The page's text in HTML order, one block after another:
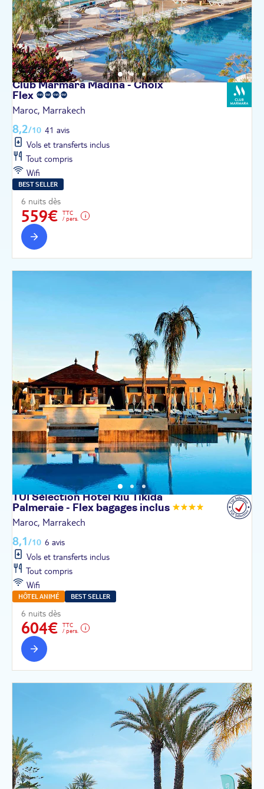
Club Marmara Madina - Choix
Flex
Maroc, Marrakech
8,2/10 41 avis
Vols et transferts inclus
Tout compris
Wifi
BEST SELLER
6 nuits dès
559€
TTC
/ pers.
TUI Sélection Hôtel Riu Tikida
Palmeraie - Flex bagages inclus
Maroc, Marrakech
8,1/10 6 avis
Vols et transferts inclus
Tout compris
Wifi
HÔTEL ANIMÉ BEST SELLER
6 nuits dès
604€
TTC
/ pers.